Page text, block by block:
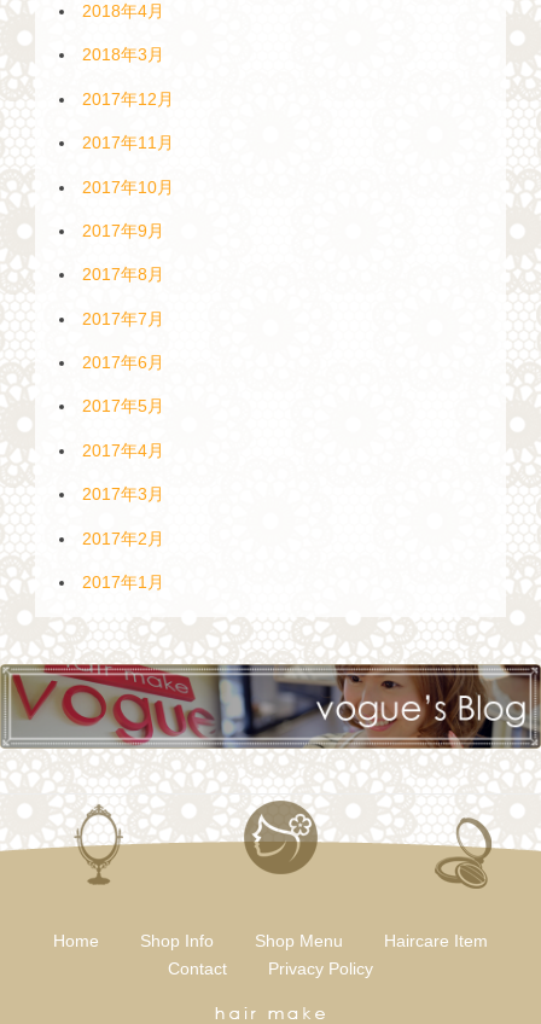
2018年4月
2018年3月
2017年12月
2017年11月
2017年10月
2017年9月
2017年8月
2017年7月
2017年6月
2017年5月
2017年4月
2017年3月
2017年2月
2017年1月
Home Shop Info Shop Menu
Haircare Item
Contact
Privacy Policy